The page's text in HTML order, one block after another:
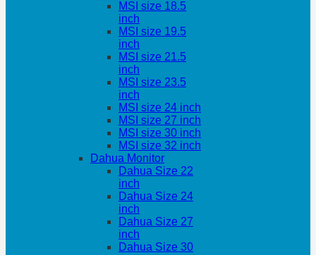
MSI size 18.5
inch
MSI size 19.5
inch
MSI size 21.5
inch
MSI size 23.5
inch
MSI size 24 inch
MSI size 27 inch
MSI size 30 inch
MSI size 32 inch
Dahua Monitor
Dahua Size 22
inch
Dahua Size 24
inch
Dahua Size 27
inch
Dahua Size 30